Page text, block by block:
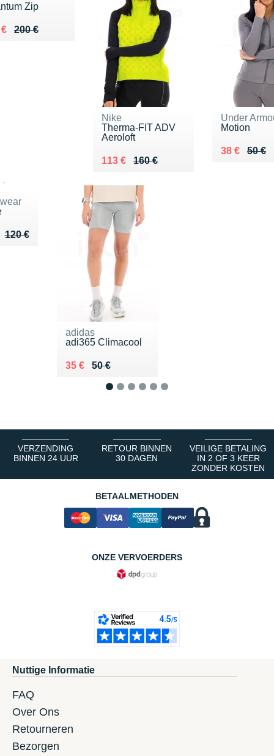
Zip
200 €
de 200 €
144 €
Nike
Therma-FIT ADV
Aeroloft
160 €
Au lieu de 160 €
113 €
Vendu 113 €
Under
Motion
50 €
Au lieu de
38 €
Vendu 38 €
120 €
de 120 €
76 €
adidas
adi365 Climacool
50 €
Au lieu de 50 €
35 €
Vendu 35 €
VERZENDING
BINNEN 24 UUR
RETOUR BINNEN
30 DAGEN
VEILIGE BETALING
IN 2 OF 3 KEER
ZONDER KOSTEN
BETAALMETHODEN
ONZE VERVOERDERS
Nuttige Informatie
FAQ
Over Ons
Retourneren
Bezorgen